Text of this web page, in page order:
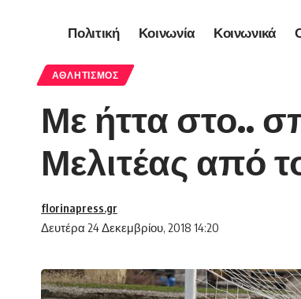
Πολιτική Κοινωνία Κοινωνικά
ΑΘΛΗΤΙΣΜΌΣ
Με ήττα στο..
Μελιτέας από
Δευτέρα 24 Δεκεμβρίου, 2018 14:20
florinapress.gr